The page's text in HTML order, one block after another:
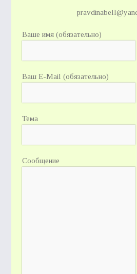
Ваше имя (обязательно)
Ваш E-Mail (обязательно)
Тема
Сообщение